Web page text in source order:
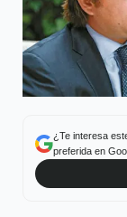
¿Te interesa
preferida en